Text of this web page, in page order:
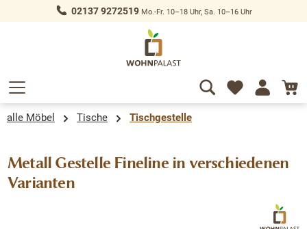
springen 02137 9272519Mo.-Fr. 10–18 Uhr, Sa. 10–16 Uhr
alle Möbel Tische Tischgestelle
Metall Gestelle Fineline in verschiedenen
Varianten